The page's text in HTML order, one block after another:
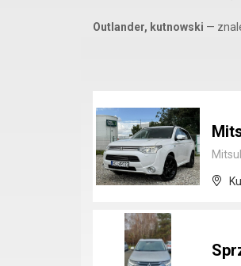
Outlander, kutnowski —